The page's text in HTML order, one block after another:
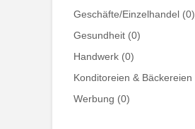
Geschäfte/Einzelhandel (0)
Gesundheit (0)
Handwerk (0)
Konditoreien & Bäckereien
Werbung (0)